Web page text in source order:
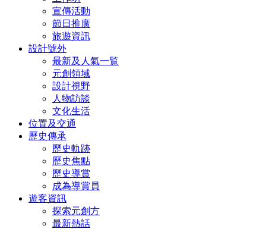
宣傳活動
節日推廣
旅遊資訊
設計號外
最新及人氣一覧
元創領域
設計視野
人物訪談
文化生活
位置及交通
歷史傳承
歷史軌跡
歷史焦點
歷史導賞
成為導賞員
遊客資訊
探索元創方
最新熱話